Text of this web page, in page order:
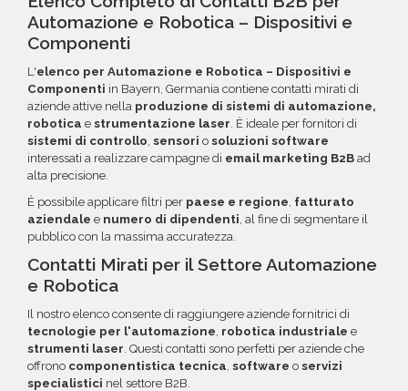
costruire il target perfetto per la tua
campagna.
acquisti. La garanzia copre tutti gli errori come
email inesistenti o DNS errati.
per acquisti voluminosi, è possibile acquistare
crediti da utilizzare su più ordini. Contattaci per
questa opzione.
Automazione e Robotica – Dispositivi e
Componenti
L'elenco per Automazione e Robotica – Dispositivi e
Componenti in Bayern, Germania contiene contatti mirati di
aziende attive nella produzione di sistemi di automazione,
robotica e strumentazione laser. È ideale per fornitori di
sistemi di controllo, sensori o soluzioni software
interessati a realizzare campagne di email marketing B2B ad
alta precisione.
È possibile applicare filtri per paese e regione, fatturato
aziendale e numero di dipendenti, al fine di segmentare il
pubblico con la massima accuratezza.
Contatti Mirati per il Settore Automazione
e Robotica
Il nostro elenco consente di raggiungere aziende fornitrici di
tecnologie per l'automazione robotica industriale e
strumenti laser . Questi contatti sono perfetti per aziende che
offrono componentistica tecnica software o servizi
specialistici nel settore B2B.